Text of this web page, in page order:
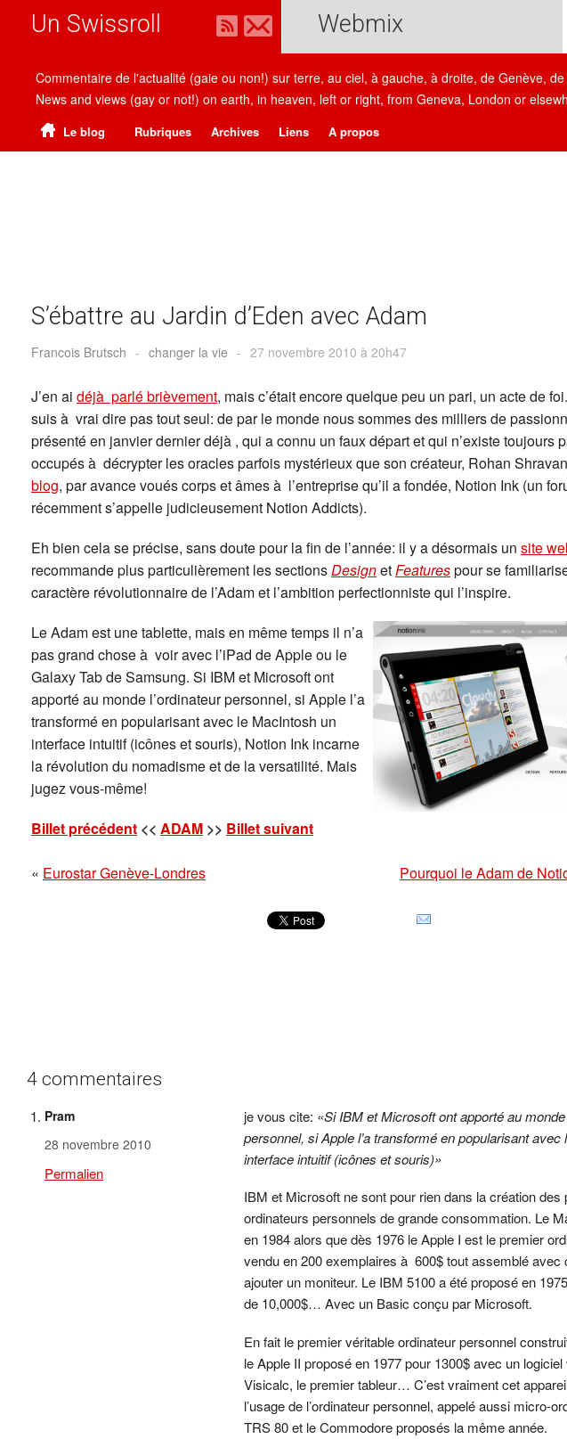
Un Swissroll Webmix
Commentaire de l'actualité (gaie ou non!) sur terre, au ciel, à gauche, à droite, de Genève,
News and views (gay or not!) on earth, in heaven, left or right, from Geneva, London or
Le blog Rubriques Archives Liens A propos
S’ébattre au Jardin d’Eden avec Adam
Francois Brutsch - changer la vie - 27 novembre 2010 à 20h47
J’en ai déjà parlé brièvement, mais c’était encore quelque peu un pari, un acte de
suis à vrai dire pas tout seul: de par le monde nous sommes des milliers de
présenté en janvier dernier déjà , qui a connu un faux départ et qui n’existe toujours
occupés à décrypter les oracles parfois mystérieux que son créateur, Rohan
blog, par avance voués corps et âmes à l’entreprise qu’il a fondée, Notion Ink (un
récemment s’appelle judicieusement Notion Addicts).
Eh bien cela se précise, sans doute pour la fin de l’année: il y a désormais un site
recommande plus particulièrement les sections Designet Featurespour se
caractère révolutionnaire de l’Adam et l’ambition perfectionniste qui l’inspire.
Le Adam est une tablette, mais en même temps il n’a
pas grand chose à voir avec l’iPad de Apple ou le
Galaxy Tab de Samsung. Si IBM et Microsoft ont
apporté au monde l’ordinateur personnel, si Apple l’a
transformé en popularisant avec le MacIntosh un
interface intuitif (icônes et souris), Notion Ink incarne
la révolution du nomadisme et de la versatilité. Mais
jugez vous-même!
Billet précédent << ADAM >> Billet suivant
« Eurostar Genève-Londres Pourquoi le Adam de
4 commentaires
Pram
28 novembre 2010
Permalien
je vous cite: «Si IBM et Microsoft ont apporté au monde
personnel, si Apple l’a transformé en popularisant
interface intuitif (icônes et souris)»
IBM et Microsoft ne sont pour rien dans la création des
ordinateurs personnels de grande consommation. Le
en 1984 alors que dès 1976 le Apple I est le premier
vendu en 200 exemplaires à 600$ tout assemblé avec
ajouter un moniteur. Le IBM 5100 a été proposé en
de 10,000$… Avec un Basic conçu par Microsoft.
En fait le premier véritable ordinateur personnel
le Apple II proposé en 1977 pour 1300$ avec un
Visicalc, le premier tableur… C’est vraiment cet
l’usage de l’ordinateur personnel, appelé aussi micro-
TRS 80 et le Commodore proposés la même année.